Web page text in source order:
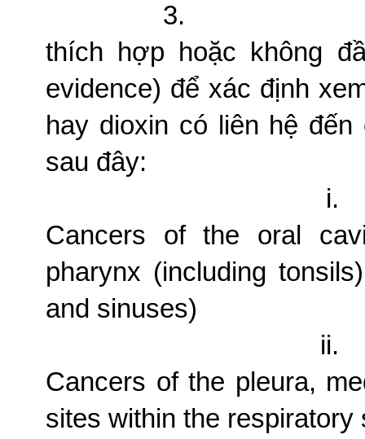
3.
thích hợp hoặc không
evidence) để xác định
hay dioxin có liên hệ
sau đây:
i.
Cancers of the oral
pharynx (including
and sinuses)
ii.
Cancers of the pleura,
sites within the